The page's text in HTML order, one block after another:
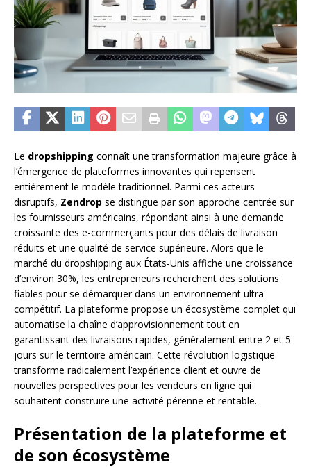
Le dropshipping connaît une transformation majeure grâce à
l’émergence de plateformes innovantes qui repensent
entièrement le modèle traditionnel. Parmi ces acteurs
disruptifs, Zendrop se distingue par son approche centrée sur
les fournisseurs américains, répondant ainsi à une demande
croissante des e-commerçants pour des délais de livraison
réduits et une qualité de service supérieure. Alors que le
marché du dropshipping aux États-Unis affiche une croissance
d’environ 30%, les entrepreneurs recherchent des solutions
fiables pour se démarquer dans un environnement ultra-
compétitif. La plateforme propose un écosystème complet qui
automatise la chaîne d’approvisionnement tout en
garantissant des livraisons rapides, généralement entre 2 et 5
jours sur le territoire américain. Cette révolution logistique
transforme radicalement l’expérience client et ouvre de
nouvelles perspectives pour les vendeurs en ligne qui
souhaitent construire une activité pérenne et rentable.
Présentation de la plateforme et
de son écosystème